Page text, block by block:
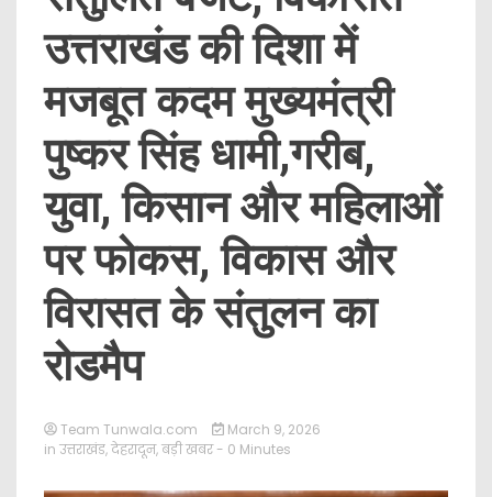
उत्तराखंड की दिशा में
मजबूत कदम मुख्यमंत्री
पुष्कर सिंह धामी,गरीब,
युवा, किसान और महिलाओं
पर फोकस, विकास और
विरासत के संतुलन का
रोडमैप
Team Tunwala.com
March 9, 2026
in उत्तराखंड,देहरादून,बड़ी खबर - 0 Minutes